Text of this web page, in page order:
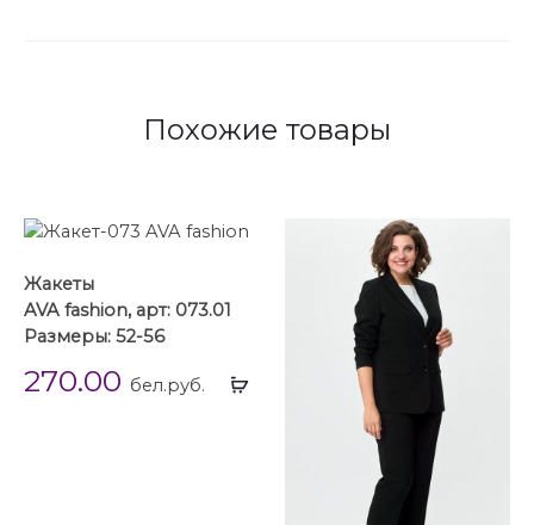
Похожие товары
Выбрать
Жакеты
AVA fashion, арт: 073.01
Размеры: 52-56
270.00 бел.руб.